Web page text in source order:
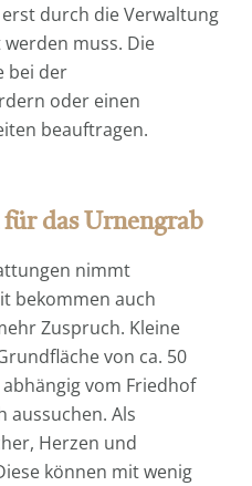
durch die Verwaltung
muss. Die
bei der
oder einen
beauftragen.
das Urnengrab
nimmt
bekommen auch
Zuspruch. Kleine
von ca. 50
vom Friedhof
aussuchen. Als
Herzen und
können mit wenig